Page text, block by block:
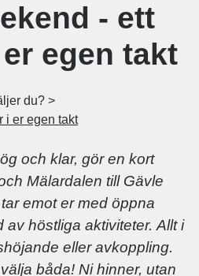
- ett
egen takt
du?
i er egen takt
och klar, gör en kort
Mälardalen till Gävle
emot er med öppna
av höstliga aktiviteter. Allt i
eller avkoppling.
båda! Ni hinner, utan